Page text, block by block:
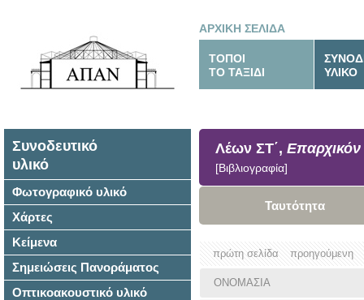
ΑΡΧΙΚΗ ΣΕΛΙΔΑ
ΤΟΠΟΙ
ΤΟ ΤΑΞΙΔΙ
ΥΛΙΚΟ
Συνοδευτικό
υλικό
Φωτογραφικό υλικό
Χάρτες
Κείμενα
Σημειώσεις Πανοράματος
Οπτικοακουστικό υλικό
Λέων ΣΤ΄, Επαρχικόν
[Βιβλιογραφία]
Ταυτότητα
πρώτη σελίδα προηγούμενη
ΟΝΟΜΑΣΙΑ